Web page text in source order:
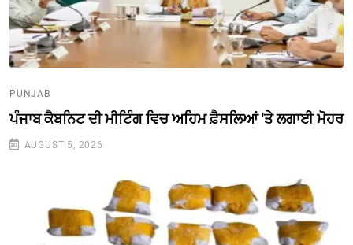
PUNJAB
ਪੰਜਾਬ ਕੈਬਨਿਟ ਦੀ ਮੀਟਿੰਗ ਵਿਚ ਅਹਿਮ ਫ਼ੈਸਲਿਆਂ 'ਤੇ ਲਗਾਈ ਮੋਹਰ
AUGUST 5, 2026